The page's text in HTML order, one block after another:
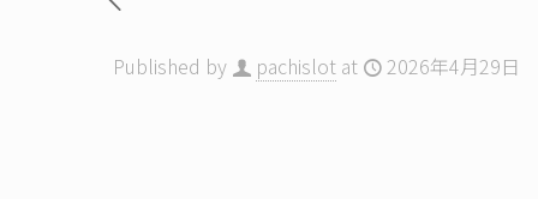
Published by pachislot at 2026年4月29日